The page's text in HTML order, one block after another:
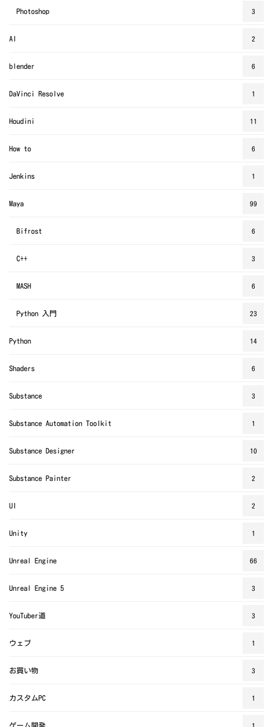
Photoshop 3
AI 2
blender 6
DaVinci Resolve 1
Houdini 11
How to 6
Jenkins 1
Maya 99
Bifrost 6
C++ 3
MASH 6
Python 入門 23
Python 14
Shaders 6
Substance 3
Substance Automation Toolkit 1
Substance Designer 10
Substance Painter 2
UI 2
Unity 1
Unreal Engine 66
Unreal Engine 5 3
YouTuber道 3
ウェブ 1
お買い物 3
カスタムPC 1
ゲーム開発 1